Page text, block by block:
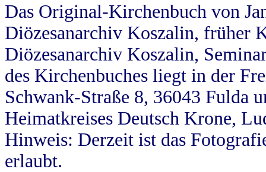
Das Original-Kirchenbuch von
Diözesanarchiv Koszalin, früher
Diözesanarchiv Koszalin,
des Kirchenbuches liegt in der
Schwank-Straße 8, 36043 Fulda
Heimatkreises Deutsch Krone,
Hinweis: Derzeit ist das
erlaubt.